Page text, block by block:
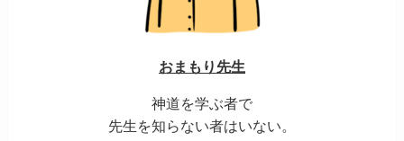
おまもり先生
神道を学ぶ者で
先生を知らない者はいない。